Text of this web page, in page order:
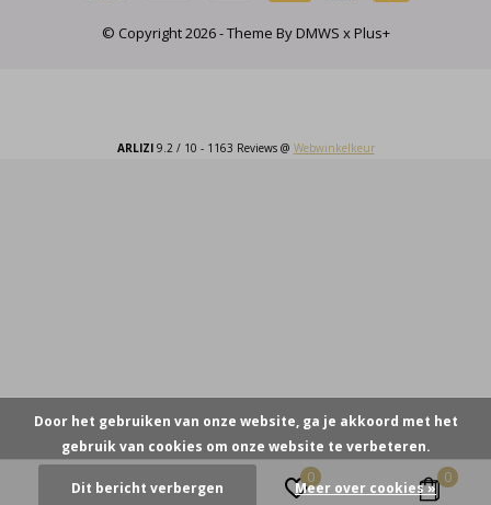
© Copyright2026- Theme ByDMWS xPlus+
0 0
ARLIZI9.2/ 10 - 1163 Reviews @ Webwinkelkeur
Door het gebruiken van onze website, ga je akkoord met het
gebruik van cookies om onze website te verbeteren.
Dit bericht verbergen Meer over cookies »